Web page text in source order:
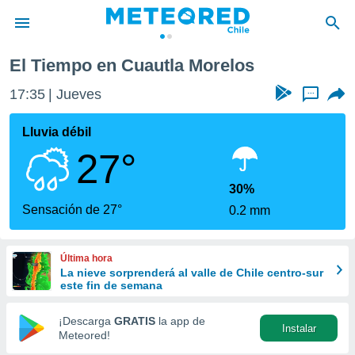
de
por
se
calidad.
a este
las
y
forma
digital
basada
El Tiempo en Cuautla Morelos
17:35 Jueves ...
Lluvia débil
27°
Sensación de 27°
30%
0.2 mm
Última hora
La nieve sorprenderá al valle de Chile centro-sur
este fin de semana
¡Descarga GRATIS la app de
Meteored!
Instalar